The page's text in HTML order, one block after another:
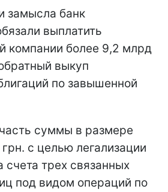
замысла банк
выплатить
компании более 9,2 млрд
выкуп
по завышенной
суммы в размере
с целью легализации
счета трех связанных
под видом операций по